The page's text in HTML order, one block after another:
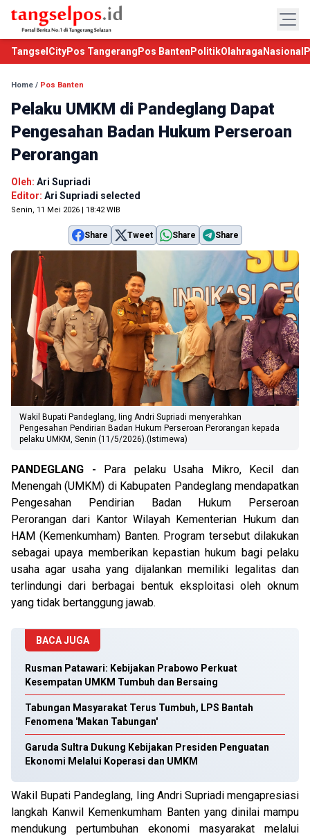
TangselCityPos Tangerang Pos Banten PolitikOlahraga Nasional
Home / Pos Banten
Pelaku UMKM di Pandeglang Dapat
Pengesahan Badan Hukum Perseroan
Perorangan
Oleh: Ari Supriadi
Editor: Ari Supriadi selected
Senin, 11 Mei 2026 | 18:42 WIB
Share Tweet Share Share
Wakil Bupati Pandeglang, Iing Andri Supriadi menyerahkan
Pengesahan Pendirian Badan Hukum Perseroan Perorangan kepada
pelaku UMKM, Senin (11/5/2026).(Istimewa)
PANDEGLANG - Para pelaku Usaha Mikro, Kecil dan
Menengah (UMKM) di Kabupaten Pandeglang mendapatkan
Pengesahan Pendirian Badan Hukum Perseroan
Perorangan dari Kantor Wilayah Kementerian Hukum dan
HAM (Kemenkumham) Banten. Program tersebut dilakukan
sebagai upaya memberikan kepastian hukum bagi pelaku
usaha agar usaha yang dijalankan memiliki legalitas dan
terlindungi dari berbagai bentuk eksploitasi oleh oknum
yang tidak bertanggung jawab.
BACA JUGA
Rusman Patawari: Kebijakan Prabowo Perkuat
Kesempatan UMKM Tumbuh dan Bersaing
Tabungan Masyarakat Terus Tumbuh, LPS Bantah
Fenomena 'Makan Tabungan'
Garuda Sultra Dukung Kebijakan Presiden Penguatan
Ekonomi Melalui Koperasi dan UMKM
Wakil Bupati Pandeglang, Iing Andri Supriadi mengapresiasi
langkah Kanwil Kemenkumham Banten yang dinilai mampu
mendukung pertumbuhan ekonomi masyarakat melalui